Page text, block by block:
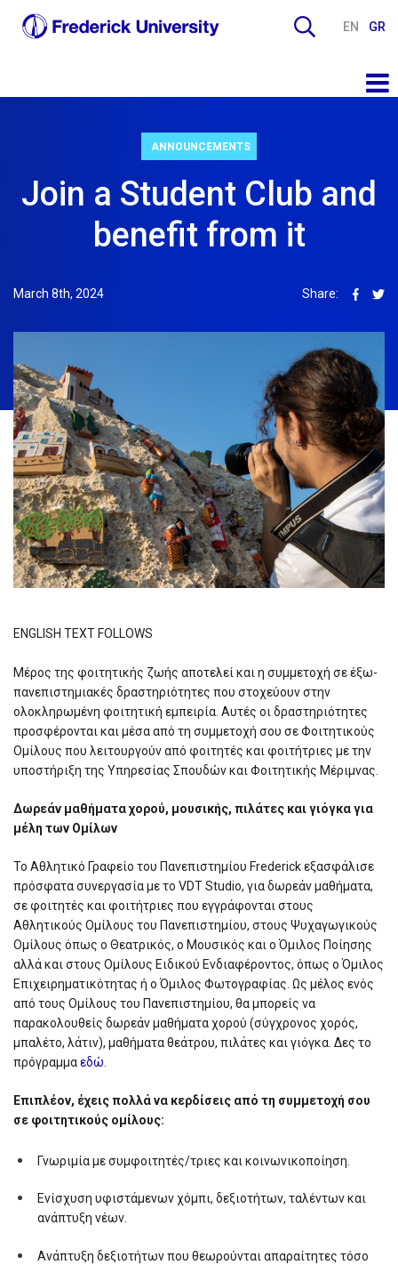
EN GR
ANNOUNCEMENTS
Join a Student Club and
benefit from it
March 8th, 2024 Share:
ENGLISH TEXT FOLLOWS
Μέρος της φοιτητικής ζωής αποτελεί και η συμμετοχή σε έξω-
πανεπιστημιακές δραστηριότητες που στοχεύουν στην
ολοκληρωμένη φοιτητική εμπειρία. Αυτές οι δραστηριότητες
προσφέρονται και μέσα από τη συμμετοχή σου σε Φοιτητικούς
Ομίλους που λειτουργούν από φοιτητές και φοιτήτριες με την
υποστήριξη της Υπηρεσίας Σπουδών και Φοιτητικής Μέριμνας.
Δωρεάν μαθήματα χορού, μουσικής, πιλάτες και γιόγκα για
μέλη των Ομίλων
Το Αθλητικό Γραφείο του Πανεπιστημίου Frederick εξασφάλισε
πρόσφατα συνεργασία με το VDT Studio, για δωρεάν μαθήματα,
σε φοιτητές και φοιτήτριες που εγγράφονται στους
Αθλητικούς Ομίλους του Πανεπιστημίου, στους Ψυχαγωγικούς
Ομίλους όπως ο Θεατρικός, ο Μουσικός και ο Όμιλος Ποίησης
αλλά και στους Ομίλους Ειδικού Ενδιαφέροντος, όπως ο Όμιλος
Επιχειρηματικότητας ή ο Όμιλος Φωτογραφίας. Ως μέλος ενός
από τους Ομίλους του Πανεπιστημίου, θα μπορείς να
παρακολουθείς δωρεάν μαθήματα χορού (σύγχρονος χορός,
μπαλέτο, λάτιν), μαθήματα θεάτρου, πιλάτες και γιόγκα. Δες το
πρόγραμμαεδώ
Επιπλέον, έχεις πολλά να κερδίσεις από τη συμμετοχή σου
σε φοιτητικούς ομίλους:
Γνωριμία με συμφοιτητές/τριες και κοινωνικοποίηση.
Ενίσχυση υφιστάμενων χόμπι, δεξιοτήτων, ταλέντων και
ανάπτυξη νέων.
Ανάπτυξη δεξιοτήτων που θεωρούνται απαραίτητες τόσο